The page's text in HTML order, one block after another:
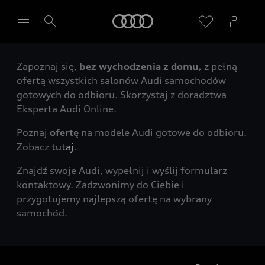
Wybierz Twojego Partnera Audi
Zapoznaj się, bez wychodzenia z domu, z pełną
ofertą wszystkich salonów Audi samochodów
gotowych do odbioru. Skorzystaj z doradztwa
Eksperta Audi Online.
Poznaj ofertę na modele Audi gotowe do odbioru.
Zobacz tutaj.
Znajdź swoje Audi, wypełnij i wyślij formularz
kontaktowy. Zadzwonimy do Ciebie i
przygotujemy najlepszą ofertę na wybrany
samochód.